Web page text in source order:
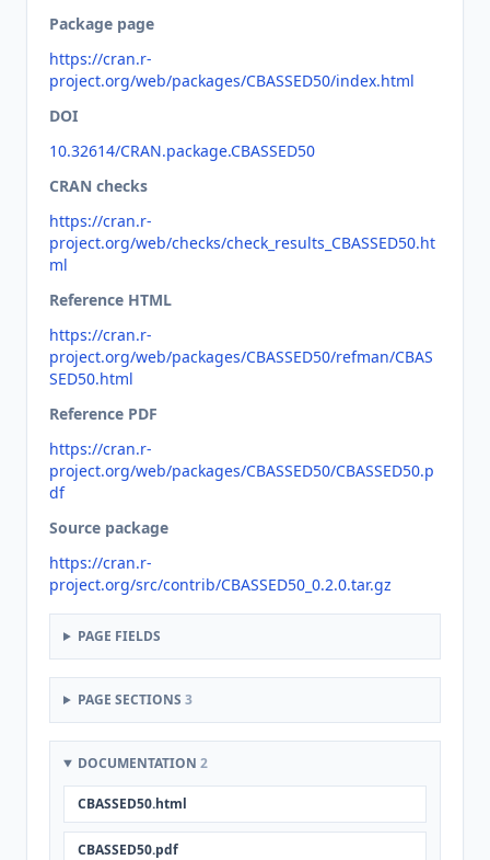
Package page
https://cran.r-
project.org/web/packages/CBASSED50/index.html
DOI
10.32614/CRAN.package.CBASSED50
CRAN checks
https://cran.r-
project.org/web/checks/check_results_CBASSED50.ht
ml
Reference HTML
https://cran.r-
project.org/web/packages/CBASSED50/refman/CBAS
SED50.html
Reference PDF
https://cran.r-
project.org/web/packages/CBASSED50/CBASSED50.p
df
Source package
https://cran.r-
project.org/src/contrib/CBASSED50_0.2.0.tar.gz
PAGE FIELDS
PAGE SECTIONS 3
DOCUMENTATION 2
CBASSED50.html
CBASSED50.pdf